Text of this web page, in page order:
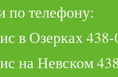
по телефону:
в Озерках
на Невском